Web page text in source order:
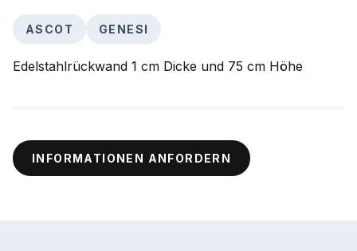
ASCOT GENESI
Edelstahlrückwand 1 cm Dicke und 75 cm Höhe
INFORMATIONEN ANFORDERN